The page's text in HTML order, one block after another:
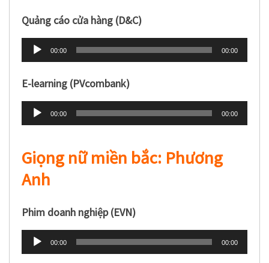
Quảng cáo cửa hàng (D&C)
Trình
phát
âm
00:00 00:00
E-learning (PVcombank)
Trình
phát
thanh
00:00 00:00
Giọng nữ miền bắc: Phương
Anh
Phim doanh nghiệp (EVN)
Trình
phát
00:00 00:00